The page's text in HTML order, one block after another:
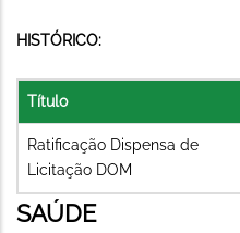
HISTÓRICO:
Título
Ratificação Dispensa de
Licitação DOM
SAÚDE